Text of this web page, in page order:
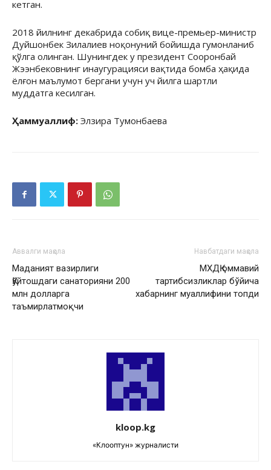
кетган.
2018 йилнинг декабрида собиқ вице-премьер-министр
Дуйшонбек Зилалиев ноқонуний бойишда гумонланиб
қўлга олинган. Шунингдек у президент Сооронбай
Жээнбековнинг инаугурацияси вақтида бомба ҳақида
ёлғон маълумот бергани учун уч йилга шартли
муддатга кесилган.
Ҳаммуаллиф: Элзира Тумонбаева
Аввалги мақола
Маданият вазирлиги
Қўйтошдаги санаторияни 200
млн долларга
таъмирлатмоқчи
Навбатдаги мақола
МХДҚ оммавий
тартибсизликлар бўйича
хабарнинг муаллифини топди
kloop.kg
«Клооптун» журналисти